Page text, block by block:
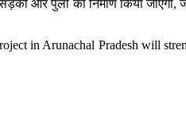
और पुलों का निर्माण किया जाएगा,
in Arunachal Pradesh will